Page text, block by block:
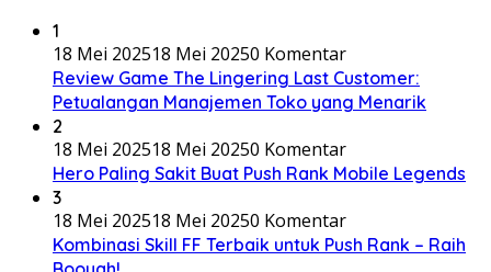
1
18 Mei 202518 Mei 20250 Komentar
Review Game The Lingering Last Customer:
Petualangan Manajemen Toko yang Menarik
2
18 Mei 202518 Mei 20250 Komentar
Hero Paling Sakit Buat Push Rank Mobile Legends
3
18 Mei 202518 Mei 20250 Komentar
Kombinasi Skill FF Terbaik untuk Push Rank – Raih